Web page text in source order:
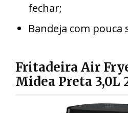
fechar;
Bandeja com pouca
Fritadeira Air
Midea Preta 3,0L